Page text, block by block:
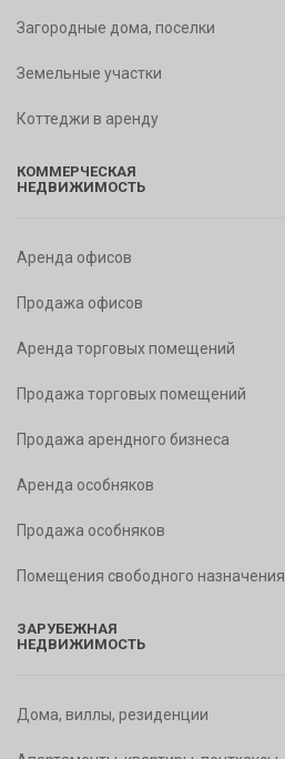
Загородные дома, поселки
Земельные участки
Коттеджи в аренду
КОММЕРЧЕСКАЯ
НЕДВИЖИМОСТЬ
Аренда офисов
Продажа офисов
Аренда торговых помещений
Продажа торговых помещений
Продажа арендного бизнеса
Аренда особняков
Продажа особняков
Помещения свободного назначения
ЗАРУБЕЖНАЯ
НЕДВИЖИМОСТЬ
Дома, виллы, резиденции